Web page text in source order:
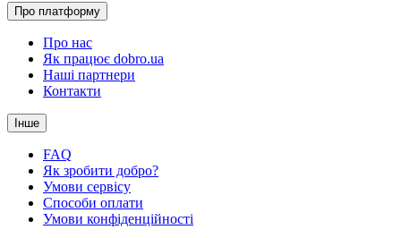
Про платформу
Про нас
Як працює dobro.ua
Наші партнери
Контакти
Інше
FAQ
Як зробити добро?
Умови сервісу
Способи оплати
Умови конфіденційності